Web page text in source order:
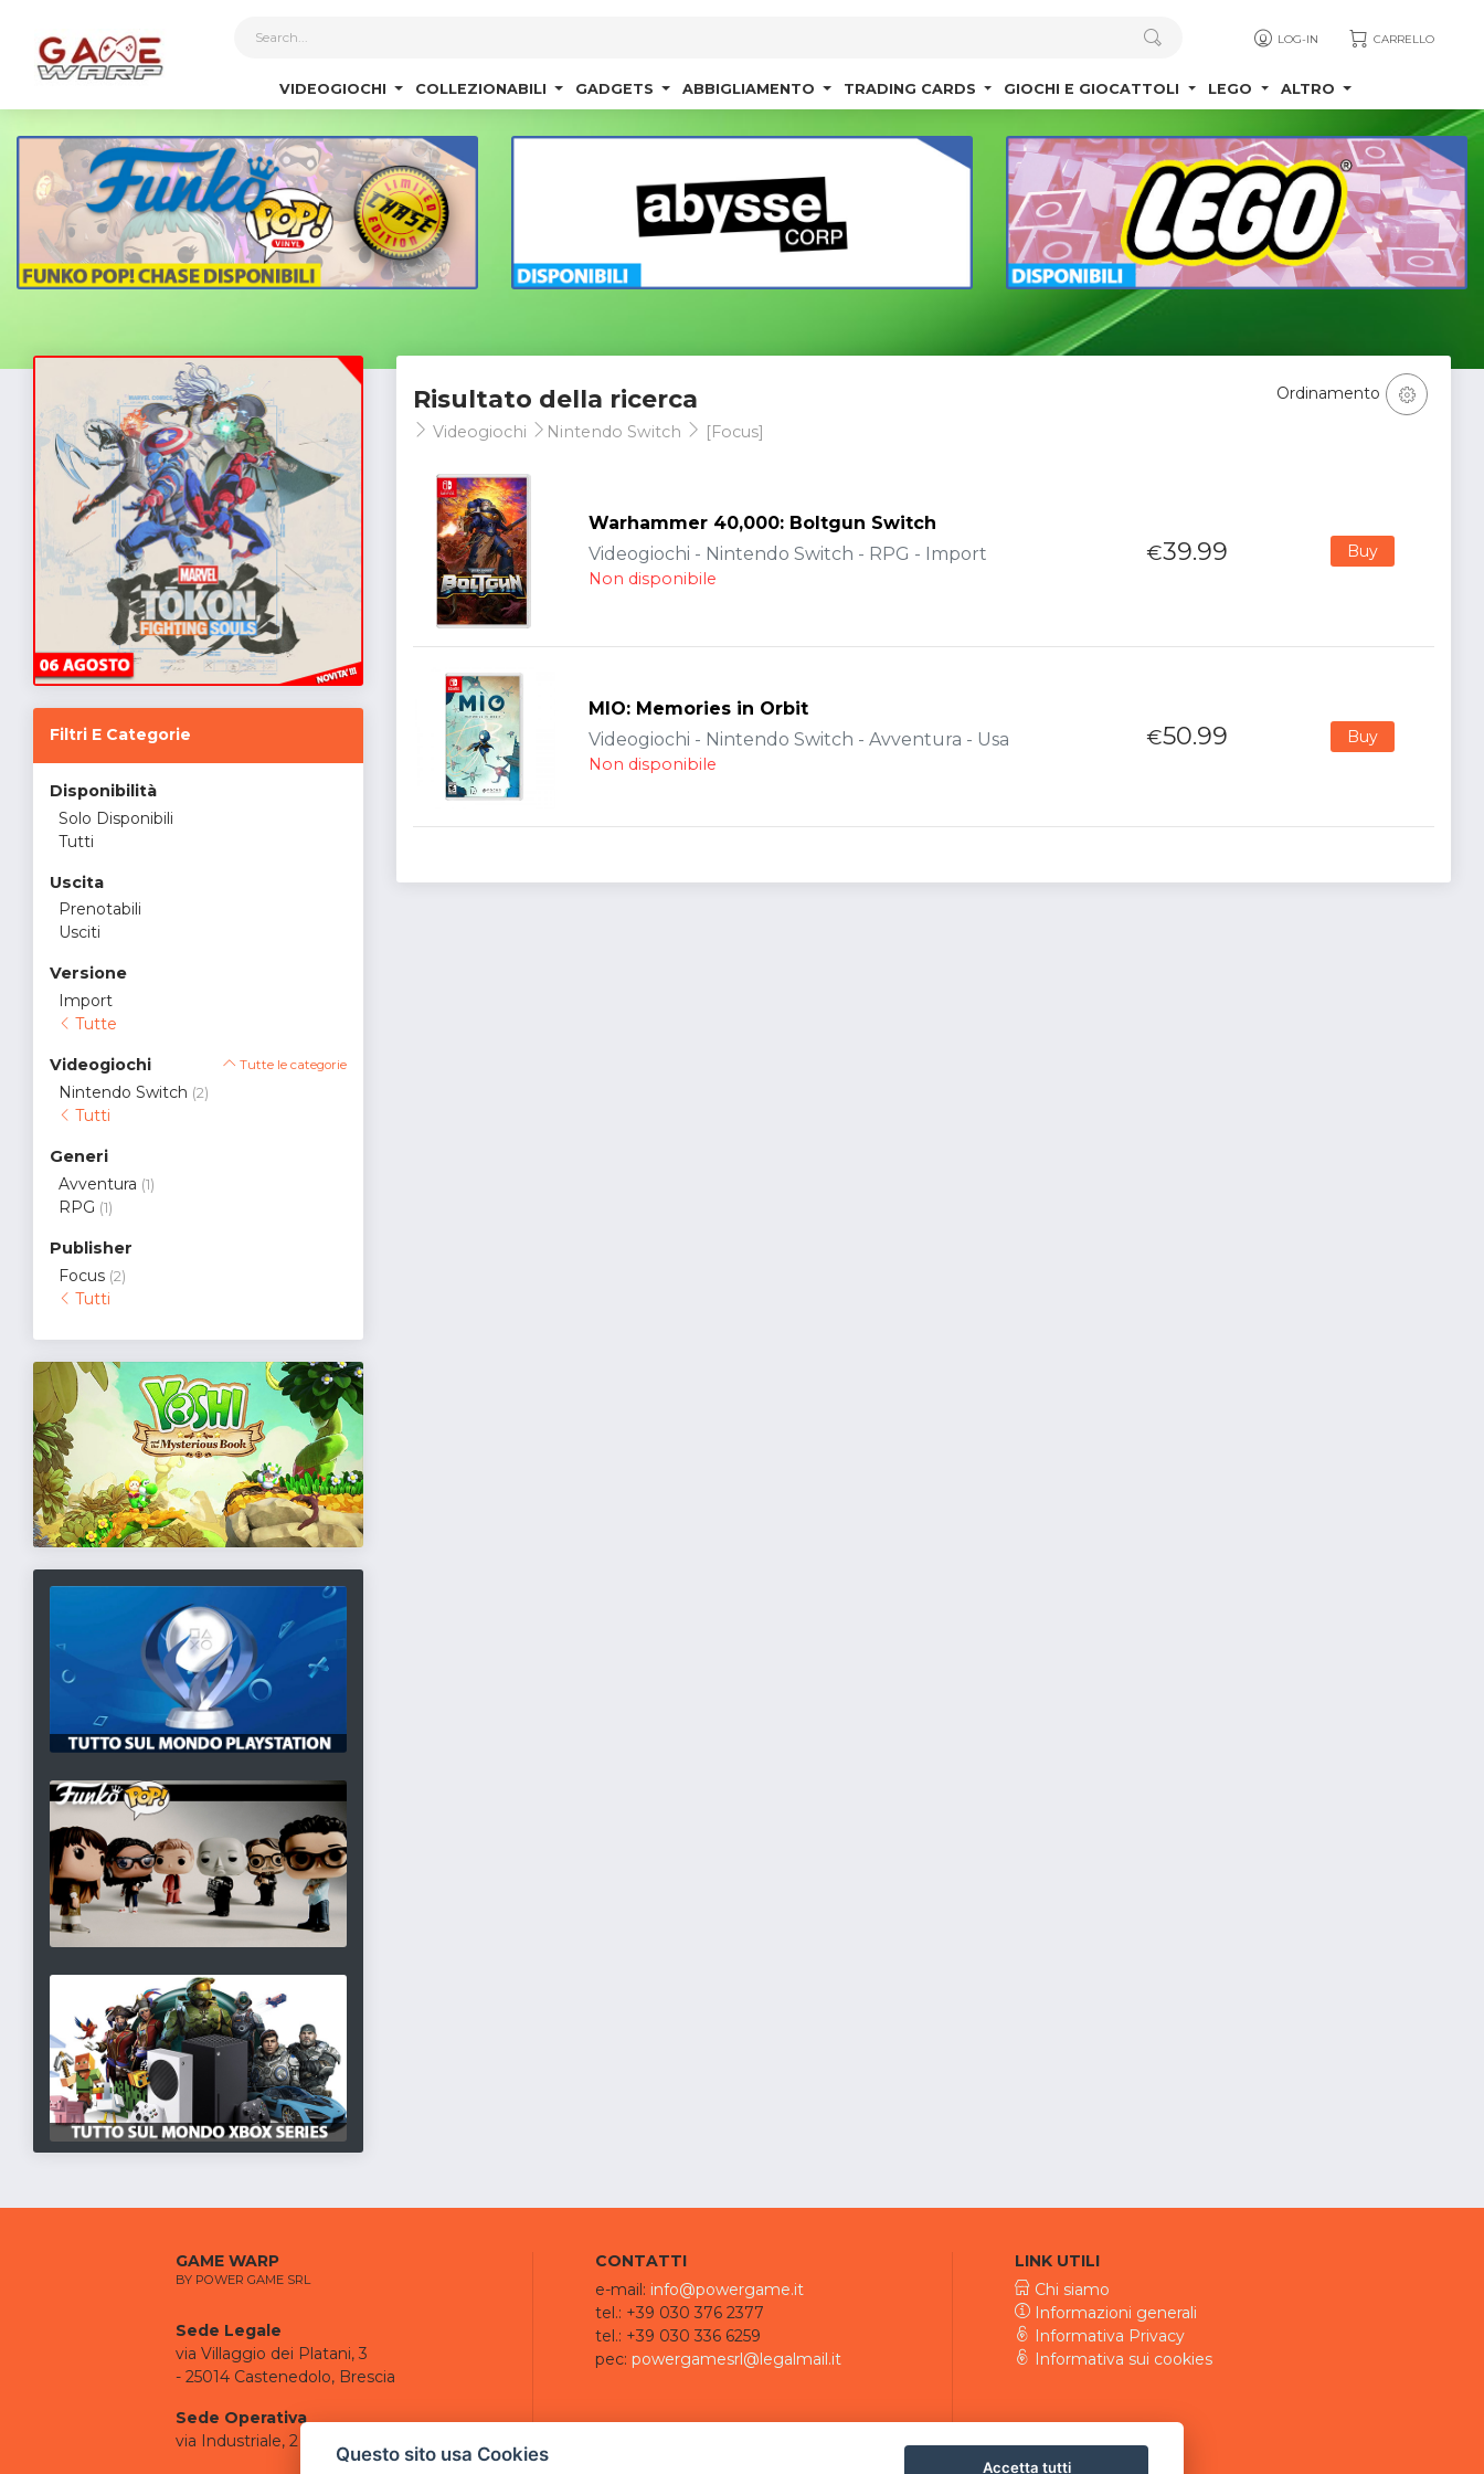
LOG-IN CARRELLO
VIDEOGIOCHI COLLEZIONABILI GADGETS ABBIGLIAMENTO TRADING CARDS GIOCHI E GIOCATTOLI LEGO ALTRO
Filtri E Categorie
Disponibilità
Solo Disponibili
Tutti
Uscita
Prenotabili
Usciti
Versione
Import
Tutte
Videogiochi Tutte le categorie
Nintendo Switch (2)
Tutti
Generi
Avventura (1)
RPG (1)
Publisher
Focus (2)
Tutti
Risultato della ricerca
Videogiochi Nintendo Switch [Focus]
Ordinamento
Warhammer 40,000: Boltgun Switch
Videogiochi - Nintendo Switch - RPG - Import
Non disponibile
€39.99 Buy
MIO: Memories in Orbit
Videogiochi - Nintendo Switch - Avventura - Usa
Non disponibile
€50.99 Buy
GAME WARP
BY POWER GAME SRL
Sede Legale
via Villaggio dei Platani, 3
- 25014 Castenedolo, Brescia
Sede Operativa
via Industriale, 2 - 25082 Botticino, BS
CONTATTI
e-mail: info@powergame.it
tel.: +39 030 376 2377
tel.: +39 030 336 6259
pec: powergamesrl@legalmail.it
LINK UTILI
Chi siamo
Informazioni generali
Informativa Privacy
Informativa sui cookies
Questo sito usa Cookies
Accetta tutti